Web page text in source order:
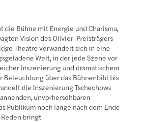
die Bühne mit Energie und Charisma,
Vision des Olivier-Preisträgers
Theatre verwandelt sich in eine
Welt, in der jede Szene vor
Inszenierung und dramatischem
Beleuchtung über das Bühnenbild bis
die Inszenierung Tschechows
unvorhersehbaren
Publikum noch lange nach dem Ende
bringt.